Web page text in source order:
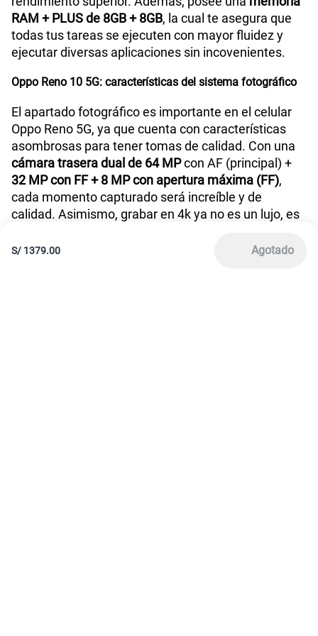
Términos y Condiciones de Tienda Claro
Libro de Reclamaciones
Legales de marketplace
Para ventas y servicios
Para información
América Móvil Perú S.A.C. | RUC 20467534026
Todos los derechos reservados 2026
Términos y condiciones de la web|
Condiciones de garantía de equipos|
Política de Privacidad| Derechos ARCO|
Sistema de consultas Tarifarias|Neutralidad de Red|
Sistema de Consulta de Deudas|Legal y regulatorio